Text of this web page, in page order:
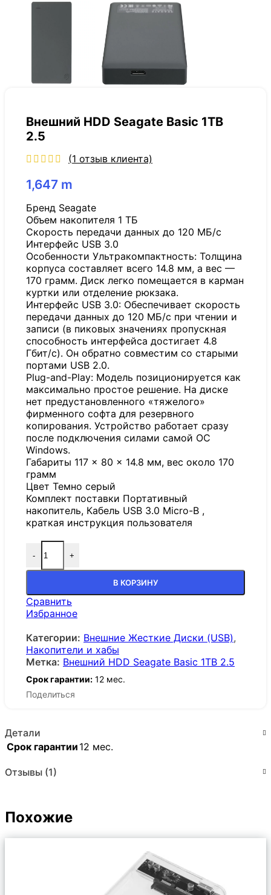
Внешний HDD Seagate Basic 1TB
2.5
(1 отзыв клиента)
1,647 m
Бренд Seagate
Объем накопителя 1 ТБ
Скорость передачи данных до 120 МБ/с
Интерфейс USB 3.0
Особенности Ультракомпактность: Толщина
корпуса составляет всего 14.8 мм, а вес —
170 грамм. Диск легко помещается в карман
куртки или отделение рюкзака.
Интерфейс USB 3.0: Обеспечивает скорость
передачи данных до 120 МБ/с при чтении и
записи (в пиковых значениях пропускная
способность интерфейса достигает 4.8
Гбит/с). Он обратно совместим со старыми
портами USB 2.0.
Plug-and-Play: Модель позиционируется как
максимально простое решение. На диске
нет предустановленного «тяжелого»
фирменного софта для резервного
копирования. Устройство работает сразу
после подключения силами самой ОС
Windows.
Габариты 117 × 80 × 14.8 мм, вес около 170
грамм
Цвет Темно серый
Комплект поставки Портативный
накопитель, Кабель USB 3.0 Micro-B ,
краткая инструкция пользователя
- +
В КОРЗИНУ
Сравнить
Избранное
Категории: Внешние Жесткие Диски (USB),
Накопители и хабы
Метка: Внешний HDD Seagate Basic 1TB 2.5
Срок гарантии: 12 мес.
Поделиться
Детали
Срок гарантии 12 мес.
Отзывы (1)
Похожие